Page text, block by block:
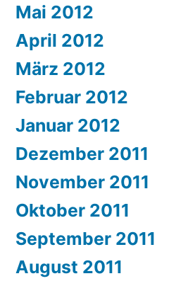
Mai 2012
April 2012
März 2012
Februar 2012
Januar 2012
Dezember 2011
November 2011
Oktober 2011
September 2011
August 2011